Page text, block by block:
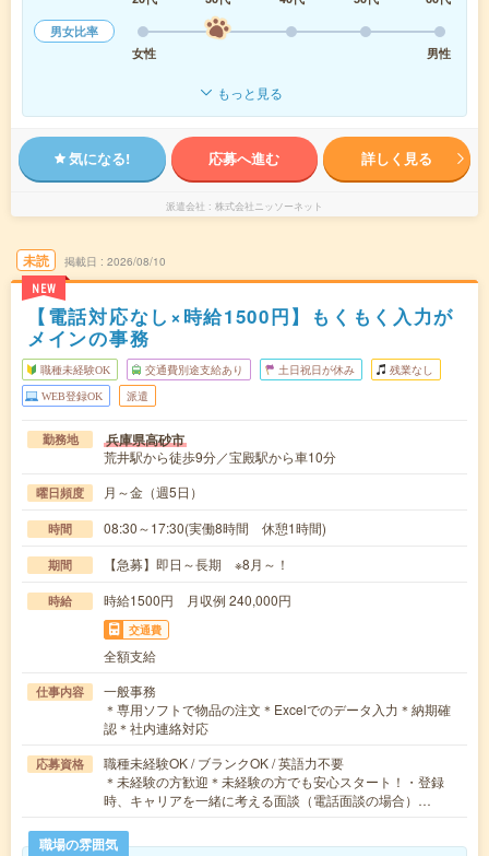
男女比率
女性
男性
もっと見る
気になる! 応募へ進む 詳しく見る
派遣会社 株式会社ニッソーネット
未読
NEW
掲載日 2026/08/10
【電話対応なし×時給1500円】もくもく入力が
メインの事務
職種未経験OK 交通費別途支給あり 土日祝日が休み 残業なし
WEB登録OK 派遣
勤務地 兵庫県高砂市
荒井駅から徒歩9分／宝殿駅から車10分
曜日頻度 月～金（週5日）
時間 08:30～17:30(実働8時間 休憩1時間)
期間 【急募】即日～長期 ※8月～！
時給 時給1500円 月収例 240,000円
交通費
全額支給
仕事内容
一般事務
＊専用ソフトで物品の注文＊Excelでのデータ入力＊納期確
認＊社内連絡対応
応募資格
職種未経験OK / ブランクOK / 英語力不要
＊未経験の方歓迎＊未経験の方でも安心スタート！・登録
時、キャリアを一緒に考える面談（電話面談の場合）…
職場の雰囲気